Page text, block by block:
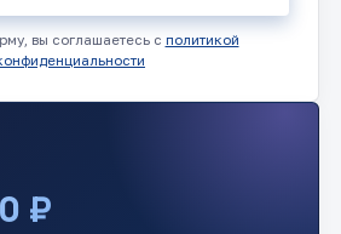
вы соглашаетесь с политикой
₽